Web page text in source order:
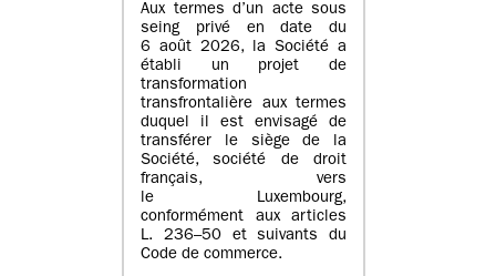
Aux termes d’un acte sous
seing privé en date du
6 août 2026, la Société a
établi un projet de
transformation
transfrontalière aux termes
duquel il est envisagé de
transférer le siège de la
Société, société de droit
français, vers
le Luxembourg,
conformément aux articles
L. 236–50 et suivants du
Code de commerce.